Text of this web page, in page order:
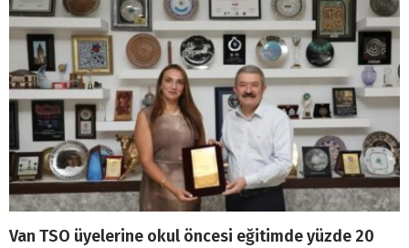
Van TSO üyelerine okul öncesi eğitimde yüzde 20